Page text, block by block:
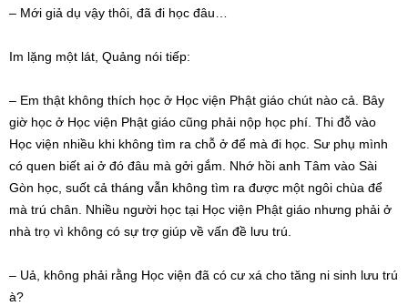
– Mới giả dụ vậy thôi, đã đi học đâu…
Im lặng một lát, Quảng nói tiếp:
– Em thật không thích học ở Học viện Phật giáo chút nào cả. Bây
giờ học ở Học viện Phật giáo cũng phải nộp học phí. Thi đỗ vào
Học viện nhiều khi không tìm ra chỗ ở để mà đi học. Sư phụ mình
có quen biết ai ở đó đâu mà gởi gắm. Nhớ hồi anh Tâm vào Sài
Gòn học, suốt cả tháng vẫn không tìm ra được một ngôi chùa để
mà trú chân. Nhiều người học tại Học viện Phật giáo nhưng phải ở
nhà trọ vì không có sự trợ giúp về vấn đề lưu trú.
– Uả, không phải rằng Học viện đã có cư xá cho tăng ni sinh lưu trú
à?